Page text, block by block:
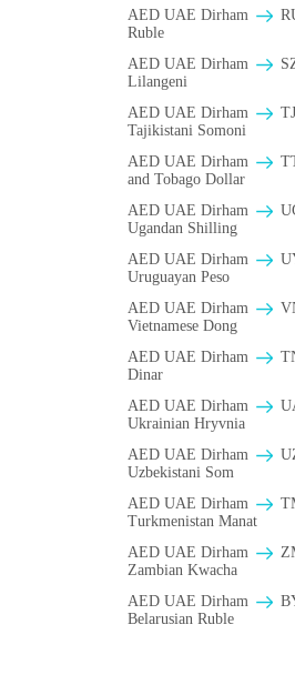
AED UAE Dirham
Ruble
AED UAE Dirham
Lilangeni
AED UAE Dirham
Tajikistani Somoni
AED UAE Dirham
and Tobago Dollar
AED UAE Dirham
Ugandan Shilling
AED UAE Dirham
Uruguayan Peso
AED UAE Dirham
Vietnamese Dong
AED UAE Dirham
Dinar
AED UAE Dirham
Ukrainian Hryvnia
AED UAE Dirham
Uzbekistani Som
AED UAE Dirham
Turkmenistan Manat
AED UAE Dirham
Zambian Kwacha
AED UAE Dirham
Belarusian Ruble